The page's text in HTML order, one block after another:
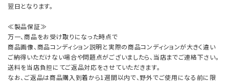
翌日となります。
≪製品保証≫
万一、商品をお受け取りになった時点で
商品画像、商品コンディション説明と実際の商品コンディションが大きく違い
ご納得いただけない場合や問題点がございましたら、当店までご連絡下さい。
送料を当店負担にてご返品対応をさせていただきます。
なお、ご返品は商品購入到着から1週間以内で、野外でご使用になる前に限